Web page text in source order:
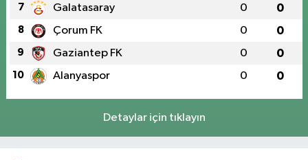
7 Galatasaray 0 0
8 Çorum FK 0 0
9 Gaziantep FK 0 0
10 Alanyaspor 0 0
Detaylar için tıklayın